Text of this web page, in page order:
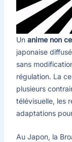
Un anime non
japonaise
sans
régulation. La
plusieurs
télévisuelle, les
adaptations
Au Japon, la